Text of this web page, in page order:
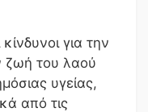
για την
ζωή του λαού
υγείας,
από τις